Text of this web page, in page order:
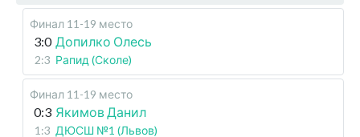
Финал 11-19 место
3:0 Допилко Олесь
2:3 Рапид (Сколе)
Финал 11-19 место
0:3 Якимов Данил
1:3 ДЮСШ №1 (Львов)